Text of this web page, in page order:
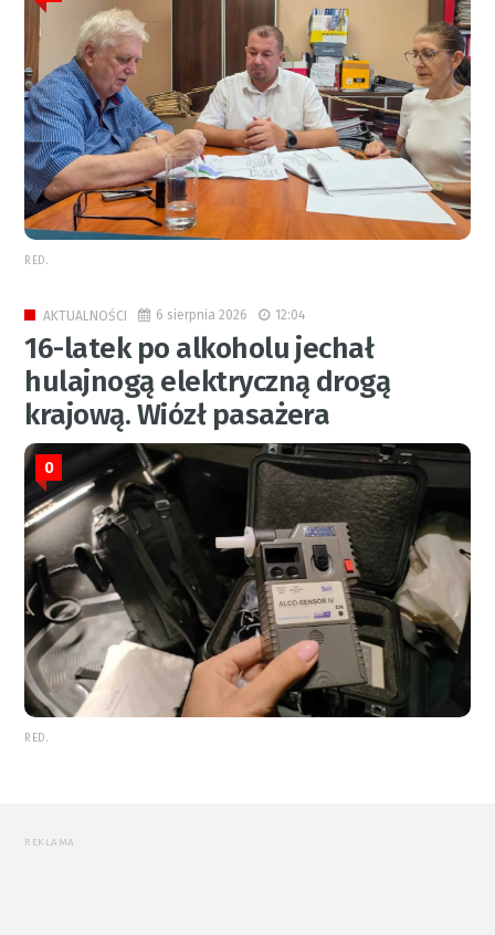
RED.
AKTUALNOŚCI 6 sierpnia 2026 12:04
16-latek po alkoholu jechał
hulajnogą elektryczną drogą
krajową. Wiózł pasażera
0
RED.
REKLAMA